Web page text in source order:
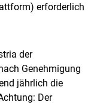
erforderlich
der
Genehmigung
jährlich die
Der